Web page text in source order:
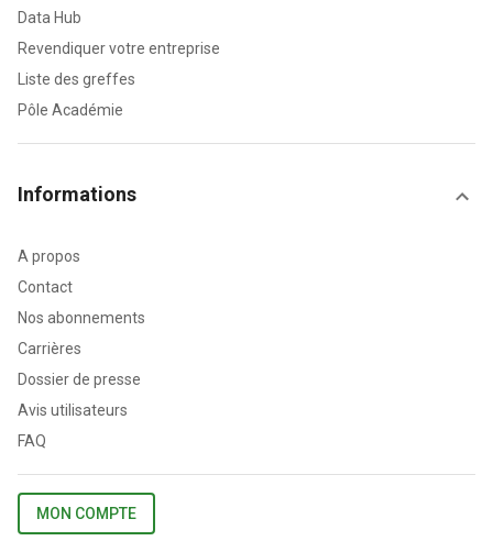
Data Hub
Revendiquer votre entreprise
Liste des greffes
Pôle Académie
Informations
A propos
Contact
Nos abonnements
Carrières
Dossier de presse
Avis utilisateurs
FAQ
MON COMPTE